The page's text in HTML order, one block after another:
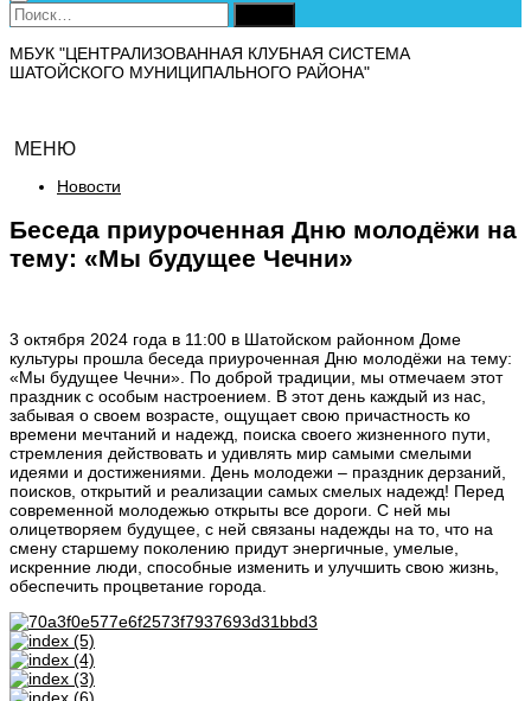
Найти:
МБУК "ЦЕНТРАЛИЗОВАННАЯ КЛУБНАЯ СИСТЕМА
ШАТОЙСКОГО МУНИЦИПАЛЬНОГО РАЙОНА"
МЕНЮ
Новости
Беседа приуроченная Дню молодёжи на
тему: «Мы будущее Чечни»
3 октября 2024 года в 11:00 в Шатойском районном Доме
культуры прошла беседа приуроченная Дню молодёжи на тему:
«Мы будущее Чечни». По доброй традиции, мы отмечаем этот
праздник с особым настроением. В этот день каждый из нас,
забывая о своем возрасте, ощущает свою причастность ко
времени мечтаний и надежд, поиска своего жизненного пути,
стремления действовать и удивлять мир самыми смелыми
идеями и достижениями. День молодежи – праздник дерзаний,
поисков, открытий и реализации самых смелых надежд! Перед
современной молодежью открыты все дороги. С ней мы
олицетворяем будущее, с ней связаны надежды на то, что на
смену старшему поколению придут энергичные, умелые,
искренние люди, способные изменить и улучшить свою жизнь,
обеспечить процветание города.